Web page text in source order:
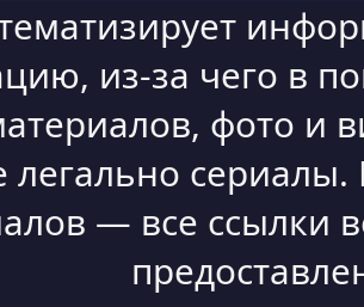
из-за чего в
фото
легально
— все ссылки